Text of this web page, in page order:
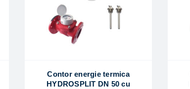
Contor energie termica
HYDROSPLIT DN 50 cu